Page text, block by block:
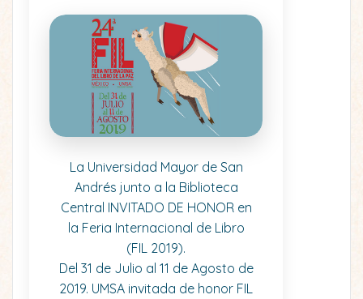
La Universidad Mayor de San
Andrés junto a la Biblioteca
Central INVITADO DE HONOR en
la Feria Internacional de Libro
(FIL 2019).
Del 31 de Julio al 11 de Agosto de
2019. UMSA invitada de honor FIL